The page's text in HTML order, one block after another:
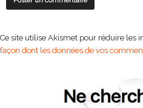
Ce site utilise Akismet pour réduire les
façon dont les données de vos